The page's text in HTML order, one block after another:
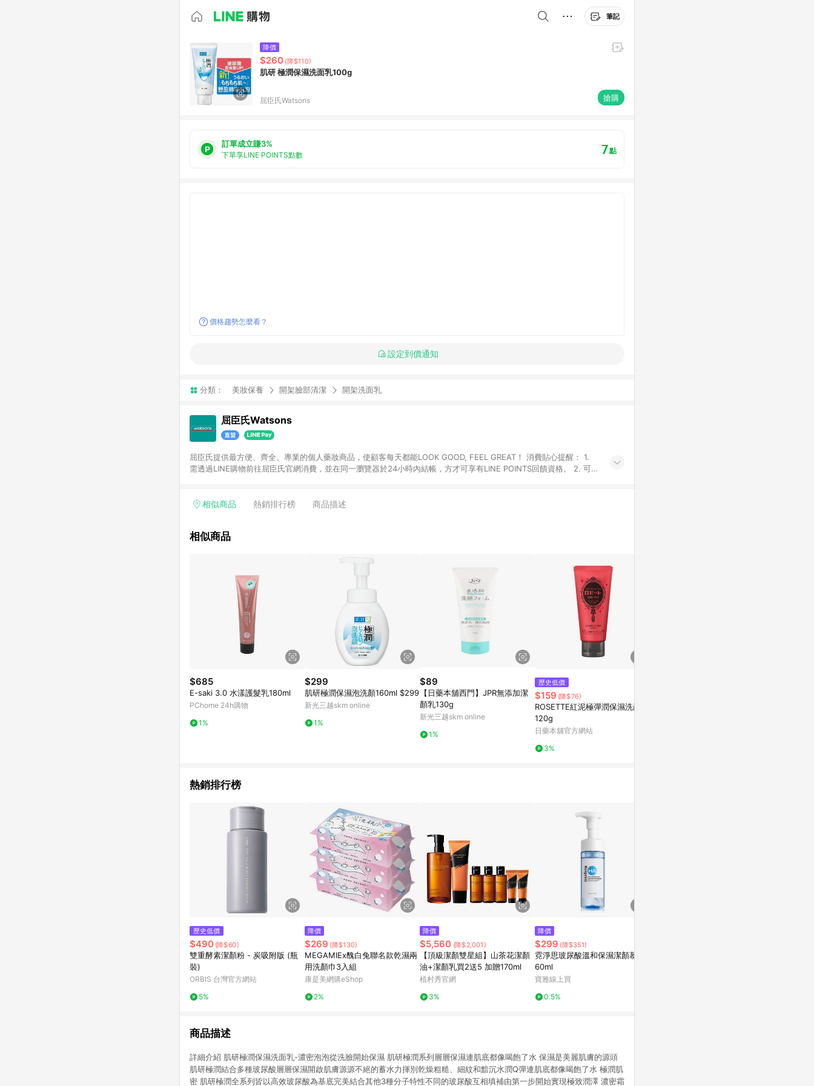
筆記
降價
$260 (降$110)
肌研 極潤保濕洗面乳100g
屈臣氏Watsons 搶購
訂單成立賺3%
下單享LINE POINTS點數 7點
價格趨勢怎麼看？
設定到價通知
分類： 美妝保養 開架臉部清潔 開架洗面乳
屈臣氏Watsons
屈臣氏提供最方便、齊全、專業的個人藥妝商品，使顧客每天都能LOOK GOOD, FEEL GREAT！ 消費貼心提醒： 1.
需透過LINE購物前往屈臣氏官網消費，並在同一瀏覽器於24小時內結帳，方才可享有LINE POINTS回饋資格。 2. 可同
前後發送。5.屈臣氏保留365天訂單記錄，相關問題請於保留時間內聯絡客服中心，並由屈臣氏進行訂單資格確認。 6.
相似商品 熱銷排行榜 商品描述
相似商品
$685
E-saki 3.0 水漾護髮乳180ml
PChome 24h購物
1%
$299
肌研極潤保濕泡洗顏160ml $299
新光三越skm online
1%
$89
【日藥本舖西門】JPR無添加潔
顏乳130g
新光三越skm online
1%
歷史低價
$159 (降$76)
ROSETTE紅泥極彈潤保濕洗顏乳
120g
日藥本舖官方網站
3%
熱銷排行榜
歷史低價
$490 (降$60)
雙重酵素潔顏粉 - 炭吸附版 (瓶
裝)
ORBIS 台灣官方網站
5%
降價
$269 (降$130)
MEGAMIEx醜白兔聯名款乾濕兩
用洗顏巾3入組
康是美網購eShop
2%
降價
$5,560 (降$2,001)
【頂級潔顏雙星組】山茶花潔顏
油+潔顏乳買2送5 加贈170ml
植村秀官網
3%
降價
$299 (降$351)
霓淨思玻尿酸溫和保濕潔顏慕絲1
60ml
寶雅線上買
0.5%
商品描述
詳細介紹 肌研極潤保濕洗面乳-濃密泡泡從洗臉開始保濕 肌研極潤系列層層保濕連肌底都像喝飽了水 保濕是美麗肌膚的源頭
肌研極潤結合多種玻尿酸層層保濕開啟肌膚源源不絕的蓄水力揮別乾燥粗糙、細紋和黯沉水潤Q彈連肌底都像喝飽了水 極潤肌
密 肌研極潤全系列皆以高效玻尿酸為基底完美結合其他3種分子特性不同的玻尿酸互相填補由第一步開始實現極致潤澤 濃密霜